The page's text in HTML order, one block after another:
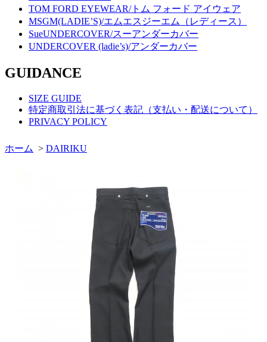
TOM FORD EYEWEAR/トム フォード アイウェア
MSGM(LADIE’S)/エムエスジーエム（レディース）
SueUNDERCOVER/スーアンダーカバー
UNDERCOVER (ladie’s)/アンダーカバー
GUIDANCE
SIZE GUIDE
特定商取引法に基づく表記（支払い・配送について）
PRIVACY POLICY
ホーム > DAIRIKU